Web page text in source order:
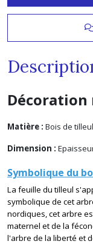
Décoration
Matière : Bois de tilleul
Dimension :
Symbolique du
La feuille du tilleul
symbolique de cet
nordiques, cet arbre
maternel et de la
l'arbre de la liberté et